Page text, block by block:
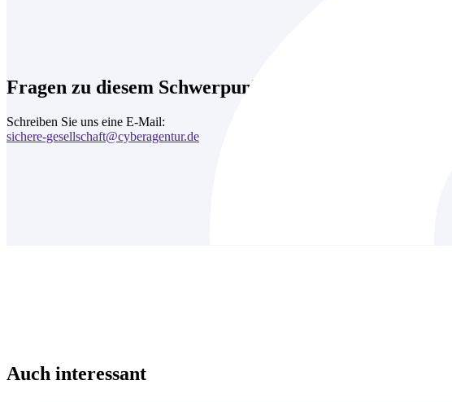
Fragen zu diesem Schwerpunkt?
Schreiben Sie uns eine E-Mail:
sichere-gesellschaft@cyberagentur.de
Auch interessant